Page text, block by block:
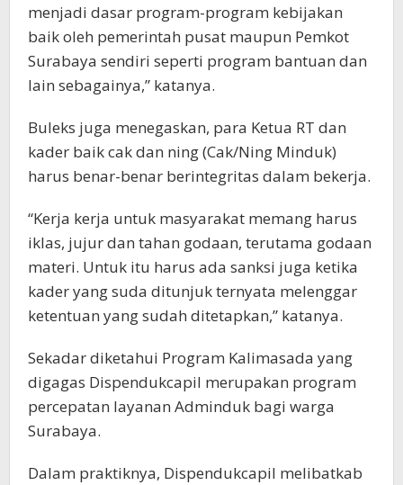
menjadi dasar program-program kebijakan
baik oleh pemerintah pusat maupun Pemkot
Surabaya sendiri seperti program bantuan dan
lain sebagainya,” katanya.
Buleks juga menegaskan, para Ketua RT dan
kader baik cak dan ning (Cak/Ning Minduk)
harus benar-benar berintegritas dalam bekerja.
“Kerja kerja untuk masyarakat memang harus
iklas, jujur dan tahan godaan, terutama godaan
materi. Untuk itu harus ada sanksi juga ketika
kader yang suda ditunjuk ternyata melenggar
ketentuan yang sudah ditetapkan,” katanya.
Sekadar diketahui Program Kalimasada yang
digagas Dispendukcapil merupakan program
percepatan layanan Adminduk bagi warga
Surabaya.
Dalam praktiknya, Dispendukcapil melibatkab